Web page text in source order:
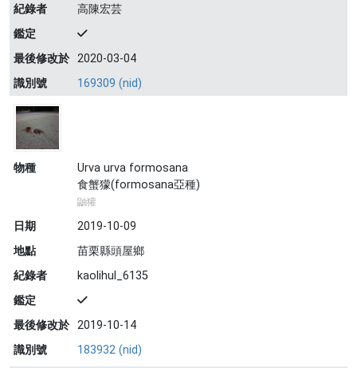
紀錄者
高陳宏芸
鑑定
最後修改於 2020-03-04
識別號
169309 (nid)
物種
Urva urva formosana
食蟹獴(formosana亞種)
鼬獾
日期
2019-10-09
地點
苗栗縣頭屋鄉
紀錄者
kaolihul_6135
鑑定
最後修改於 2019-10-14
識別號
183932 (nid)